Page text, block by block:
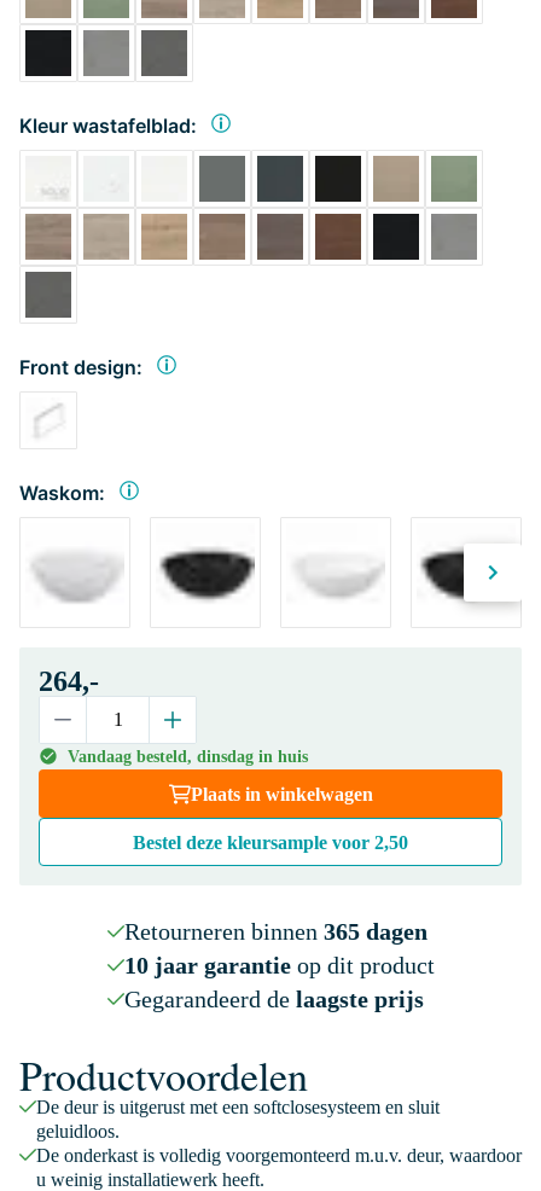
Kleur wastafelblad:
Front design:
Waskom:
264,-
Vandaag besteld, dinsdag in huis
Plaats in winkelwagen
Bestel deze kleursample voor 2,50
Retourneren binnen 365 dagen
10 jaar garantieop dit product
Gegarandeerd de laagste prijs
Productvoordelen
De deur is uitgerust met een softclosesysteem en sluit
geluidloos.
De onderkast is volledig voorgemonteerd m.u.v. deur, waardoor
u weinig installatiewerk heeft.